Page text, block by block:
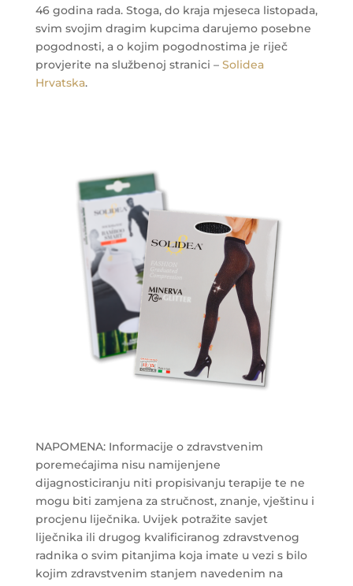
46 godina rada. Stoga, do kraja mjeseca listopada,
svim svojim dragim kupcima darujemo posebne
pogodnosti, a o kojim pogodnostima je riječ
provjerite na službenoj stranici – Solidea
Hrvatska.
NAPOMENA: Informacije o zdravstvenim
poremećajima nisu namijenjene
dijagnosticiranju niti propisivanju terapije te ne
mogu biti zamjena za stručnost, znanje, vještinu i
procjenu liječnika. Uvijek potražite savjet
liječnika ili drugog kvalificiranog zdravstvenog
radnika o svim pitanjima koja imate u vezi s bilo
kojim zdravstvenim stanjem navedenim na